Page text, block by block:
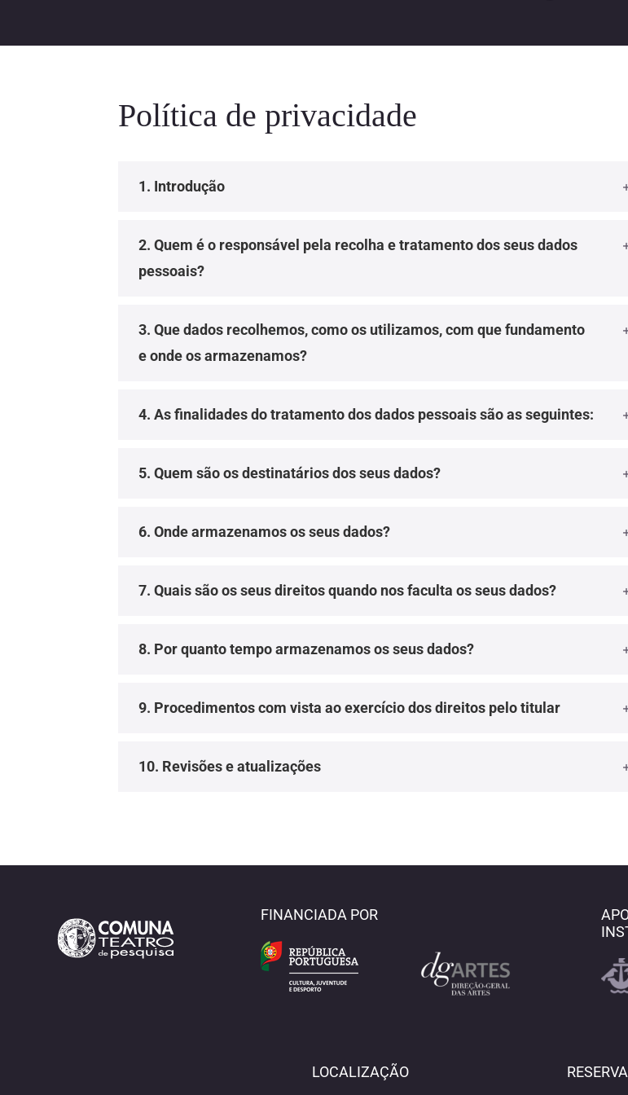
Política de privacidade
1. Introdução
2. Quem é o responsável pela recolha e tratamento dos seus dados
pessoais?
3. Que dados recolhemos, como os utilizamos, com que fundamento
e onde os armazenamos?
4. As finalidades do tratamento dos dados pessoais são as seguintes:
5. Quem são os destinatários dos seus dados?
6. Onde armazenamos os seus dados?
7. Quais são os seus direitos quando nos faculta os seus dados?
8. Por quanto tempo armazenamos os seus dados?
9. Procedimentos com vista ao exercício dos direitos pelo titular
10. Revisões e atualizações
FINANCIADA POR
LOCALIZAÇÃO